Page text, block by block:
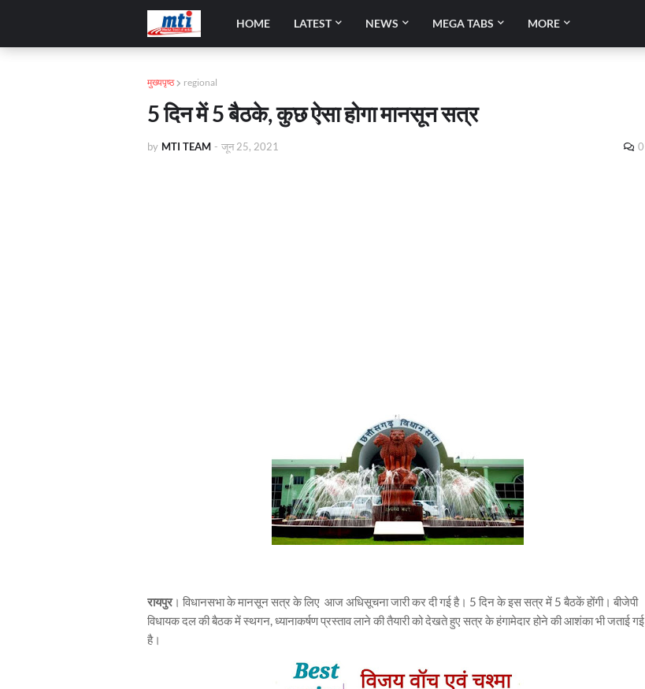
HOME LATEST NEWS MEGA TABS MORE
मुख्यपृष्ठ regional
5 दिन में 5 बैठके, कुछ ऐसा होगा मानसून सत्र
by MTI TEAM - जून 25, 2021 0
रायपुर। विधानसभा के मानसून सत्र के लिए आज अधिसूचना जारी कर दी गई है। 5 दिन के इस सत्र में 5 बैठकें होंगी। बीजेपी
विधायक दल की बैठक में स्थगन, ध्यानाकर्षण प्रस्ताव लाने की तैयारी को देखते हुए सत्र के हंगामेदार होने की आशंका भी जताई गई
है।